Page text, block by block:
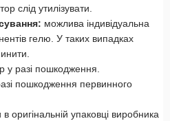
слід утилізувати.
можлива індивідуальна
гелю. У таких випадках
у разі пошкодження.
пошкодження первинного
в оригінальній упаковці виробника